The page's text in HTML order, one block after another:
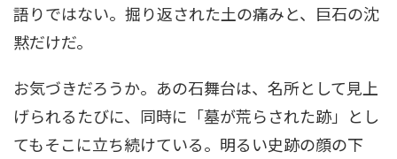
語りではない。掘り返された土の痛みと、巨石の沈
黙だけだ。
お気づきだろうか。あの石舞台は、名所として見上
げられるたびに、同時に「墓が荒らされた跡」とし
てもそこに立ち続けている。明るい史跡の顔の下